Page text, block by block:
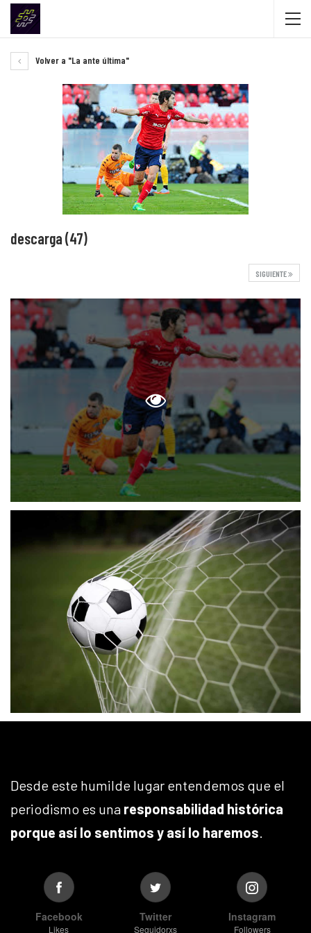
Volver a "La ante última"
descarga (47)
SIGUIENTE
Desde este humilde lugar entendemos que el
periodismo es una responsabilidad histórica
porque así lo sentimos y así lo haremos.
Facebook
Likes
Twitter
Seguidorxs
Instagram
Followers